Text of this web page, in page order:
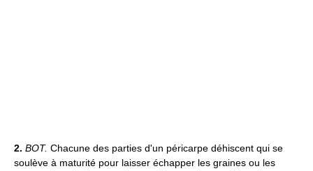
2. BOT. Chacune des parties d'un péricarpe déhiscent qui se
soulève à maturité pour laisser échapper les graines ou les